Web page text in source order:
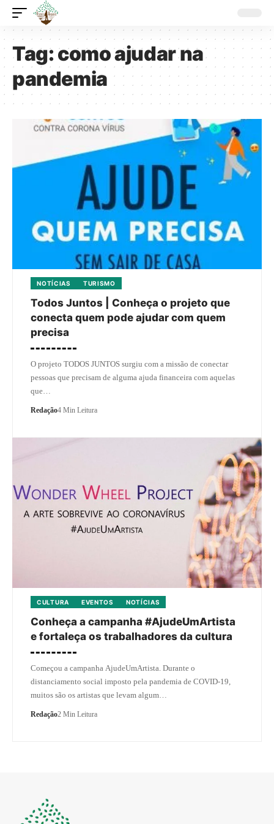
Tag:como ajudar na
pandemia
NOTÍCIAS TURISMO
Todos Juntos | Conheça o projeto que
conecta quem pode ajudar com quem
precisa
O projeto TODOS JUNTOS surgiu com a missão de conectar
pessoas que precisam de alguma ajuda financeira com aquelas
que…
Redação4 Min Leitura
CULTURA EVENTOS NOTÍCIAS
Conheça a campanha #AjudeUmArtista
e fortaleça os trabalhadores da cultura
Começou a campanha AjudeUmArtista. Durante o
distanciamento social imposto pela pandemia de COVID-19,
muitos são os artistas que levam algum…
Redação2 Min Leitura